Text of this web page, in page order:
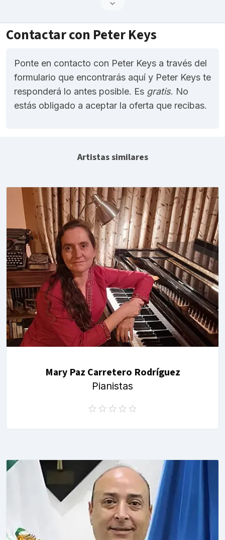
Contactar con Peter Keys
Ponte en contacto con Peter Keys a través del
formulario que encontrarás aquí y Peter Keys te
responderá lo antes posible. Es gratis. No
estás obligado a aceptar la oferta que recibas.
Artistas similares
Mary Paz Carretero Rodríguez
Pianistas